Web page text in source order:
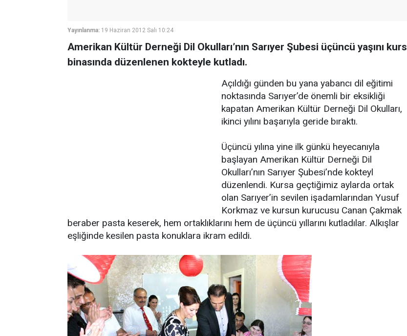
Yayınlanma: 19 Haziran 2012 Salı 10:24
Amerikan Kültür Derneği Dil Okulları’nın Sarıyer Şubesi üçüncü yaşını kurs
binasında düzenlenen kokteyle kutladı.
Açıldığı günden bu yana yabancı dil eğitimi
noktasında Sarıyer’de önemli bir eksikliği
kapatan Amerikan Kültür Derneği Dil Okulları,
ikinci yılını başarıyla geride bıraktı.
Üçüncü yılına yine ilk günkü heyecanıyla
başlayan Amerikan Kültür Derneği Dil
Okulları’nın Sarıyer Şubesi’nde kokteyl
düzenlendi. Kursa geçtiğimiz aylarda ortak
olan Sarıyer’in sevilen işadamlarından Yusuf
Korkmaz ve kursun kurucusu Canan Çakmak
beraber pasta keserek, hem ortaklıklarını hem de üçüncü yıllarını kutladılar. Alkışlar
eşliğinde kesilen pasta konuklara ikram edildi.